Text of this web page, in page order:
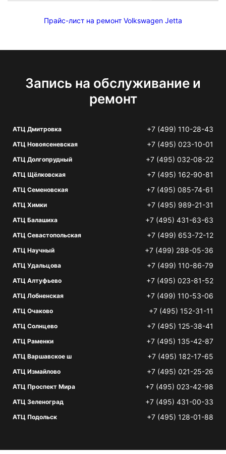
Прайс-лист на ремонт Volkswagen Jetta
Запись на обслуживание и
ремонт
АТЦ Дмитровка +7 (499) 110-28-43
АТЦ Новоясеневская +7 (495) 023-10-01
АТЦ Долгопрудный +7 (495) 032-08-22
АТЦ Щёлковская +7 (495) 162-90-81
АТЦ Семеновская +7 (495) 085-74-61
АТЦ Химки +7 (495) 989-21-31
АТЦ Балашиха +7 (495) 431-63-63
АТЦ Севастопольская +7 (499) 653-72-12
АТЦ Научный +7 (499) 288-05-36
АТЦ Удальцова +7 (499) 110-86-79
АТЦ Алтуфьево +7 (495) 023-81-52
АТЦ Лобненская +7 (499) 110-53-06
АТЦ Очаково +7 (495) 152-31-11
АТЦ Солнцево +7 (495) 125-38-41
АТЦ Раменки +7 (495) 135-42-87
АТЦ Варшавское ш +7 (495) 182-17-65
АТЦ Измайлово +7 (495) 021-25-26
АТЦ Проспект Мира +7 (495) 023-42-98
АТЦ Зеленоград +7 (495) 431-00-33
АТЦ Подольск +7 (495) 128-01-88